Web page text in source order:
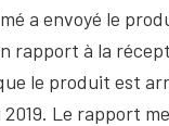
a envoyé le
rapport à la
le produit est
2019. Le rapport